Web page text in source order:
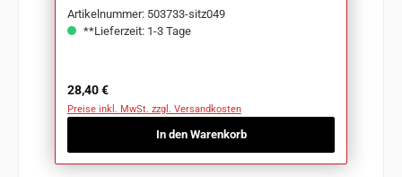
Artikelnummer: 503733-sitz049
**Lieferzeit: 1-3 Tage
Regulärer Preis:
28,40 €
Preise inkl. MwSt. zzgl. Versandkosten
In den Warenkorb